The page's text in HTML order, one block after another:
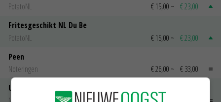
PotatoNL
€ 15,00 ~ € 23,00
Fritesgeschikt NL Du Be
PotatoNL
€ 15,00 ~ € 23,00
Peen
Noteringen
€ 26,00 ~ € 33,00
Uien Middenmeer Geel 30-60% grof